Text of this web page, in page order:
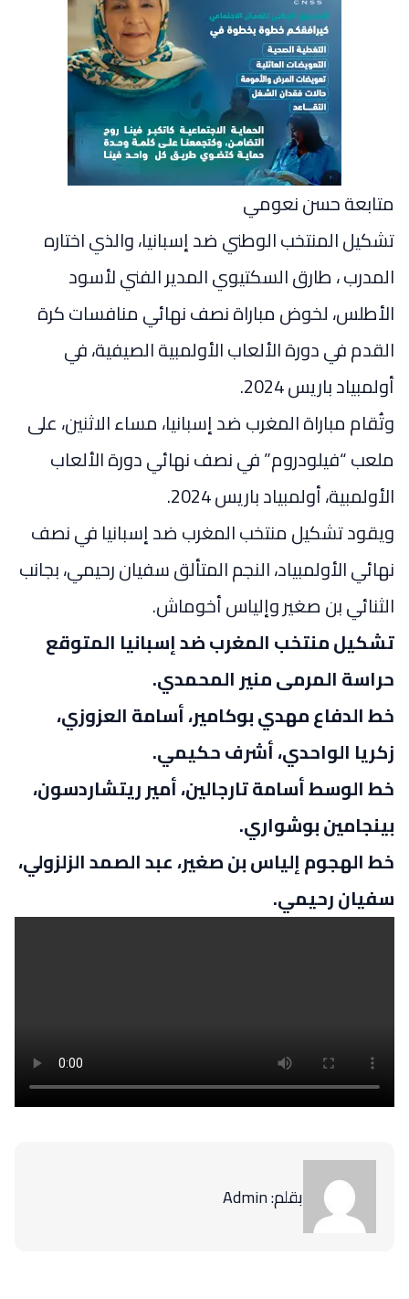
متابعة حسن نعومي
تشكيل المنتخب الوطني ضد إسبانيا، والذي اختاره
المدرب ، طارق السكتيوي المدير الفني لأسود
الأطلس، لخوض مباراة نصف نهائي منافسات كرة
القدم في دورة الألعاب الأولمبية الصيفية، في
أولمبياد باريس 2024.
وتُقام مباراة المغرب ضد إسبانيا، مساء الاثنين، على
ملعب “فيلودروم” في نصف نهائي دورة الألعاب
الأولمبية، أولمبياد باريس 2024.
ويقود تشكيل منتخب المغرب ضد إسبانيا في نصف
نهائي الأولمبياد، النجم المتألق سفيان رحيمي، بجانب
الثنائي بن صغير وإلياس أخوماش.
تشكيل منتخب المغرب ضد إسبانيا المتوقع
حراسة المرمى منير المحمدي.
خط الدفاع مهدي بوكامير، أسامة العزوزي،
زكريا الواحدي، أشرف حكيمي.
خط الوسط أسامة تارجالين، أمير ريتشاردسون،
بينجامين بوشواري.
خط الهجوم إلياس بن صغير، عبد الصمد الزلزولي،
سفيان رحيمي.
بقلم: Admin